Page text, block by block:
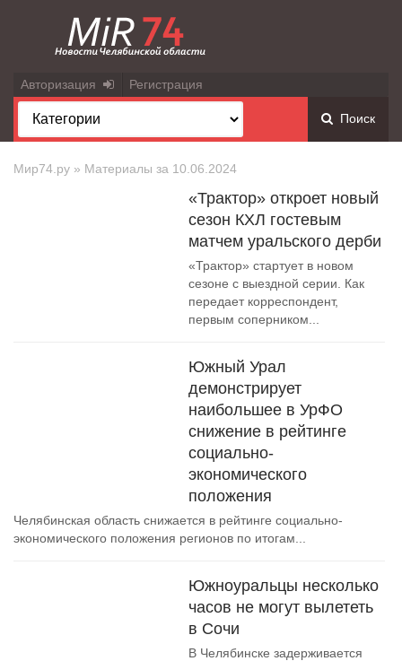
Авторизация Регистрация
Поиск
Мир74.ру » Материалы за 10.06.2024
«Трактор» откроет новый
сезон КХЛ гостевым
матчем уральского дерби
«Трактор» стартует в новом
сезоне с выездной серии. Как
передает корреспондент,
первым соперником...
Южный Урал
демонстрирует
наибольшее в УрФО
снижение в рейтинге
социально-
экономического
положения
Челябинская область снижается в рейтинге социально-
экономического положения регионов по итогам...
Южноуральцы несколько
часов не могут вылететь
в Сочи
В Челябинске задерживается